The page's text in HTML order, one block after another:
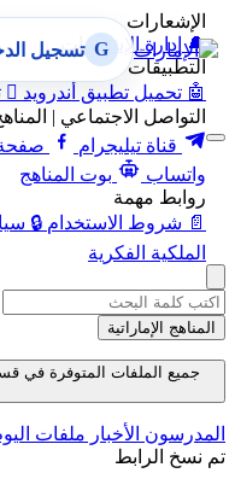
الإشعارات
🔔 إدارة الإشعارات
التطبيقات
🤖 تحميل تطبيق أندرويد 
التواصل الاجتماعي |
قناة تيليجرام
واتساب
بوت المناهج
روابط مهمة
📄 شروط الاستخدام 🔒
الملكية الفكرية
G تسجيل
المناهج الإماراتية
المدرسون الأخبار ملفات
تم نسخ الرابط